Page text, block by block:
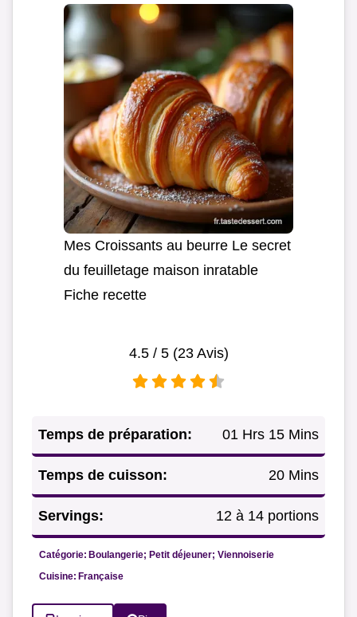
Mes Croissants au beurre Le secret
du feuilletage maison inratable
Fiche recette
4.5/ 5 (23Avis)
Temps de préparation: 01 Hrs 15 Mins
Temps de cuisson: 20 Mins
Servings: 12 à 14 portions
Catégorie: Boulangerie; Petit déjeuner; Viennoiserie
Cuisine: Française